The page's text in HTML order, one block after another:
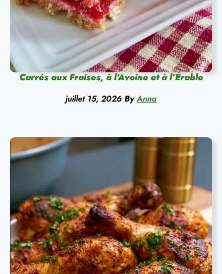
Carrés aux Fraises, à l’Avoine et à l’Érable
juillet 15, 2026 By Anna